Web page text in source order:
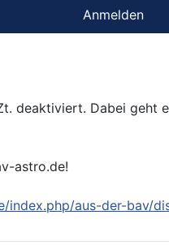
Anmelden
deaktiviert. Dabei geht
astro.de!
index.php/aus-der-bav/